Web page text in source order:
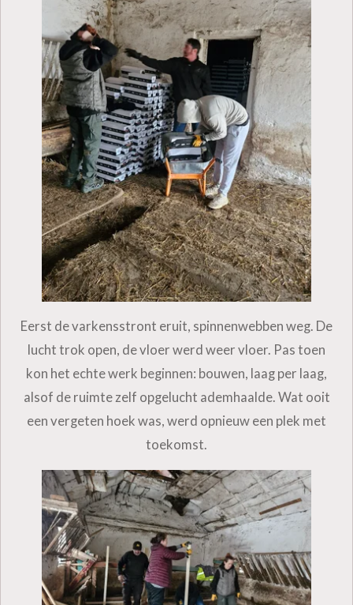
Eerst de varkensstront eruit, spinnenwebben weg. De
lucht trok open, de vloer werd weer vloer. Pas toen
kon het echte werk beginnen: bouwen, laag per laag,
alsof de ruimte zelf opgelucht ademhaalde. Wat ooit
een vergeten hoek was, werd opnieuw een plek met
toekomst.